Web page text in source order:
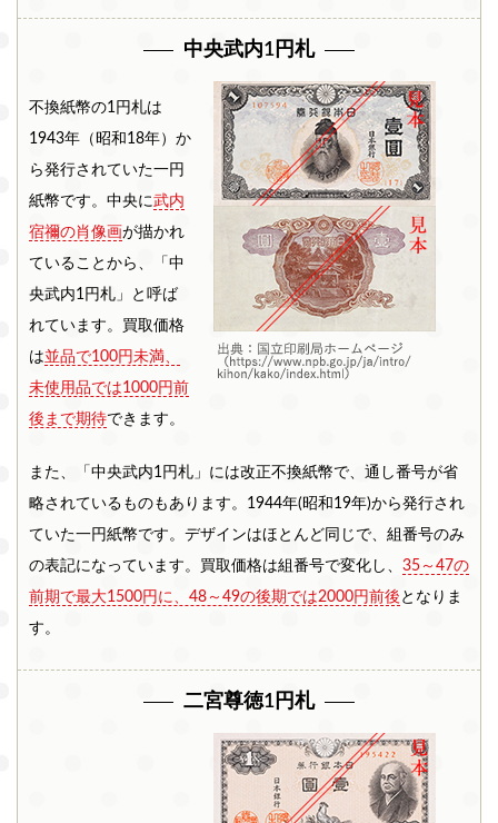
中央武内1円札
不換紙幣の1円札は
1943年（昭和18年）か
ら発行されていた一円
紙幣です。中央に武内
宿禰の肖像画が描かれ
ていることから、「中
央武内1円札」と呼ば
れています。買取価格
は並品で100円未満、
未使用品では1000円前
後まで期待できます。
また、「中央武内1円札」には改正不換紙幣で、通し番号が省
略されているものもあります。1944年(昭和19年)から発行され
ていた一円紙幣です。デザインはほとんど同じで、組番号のみ
の表記になっています。買取価格は組番号で変化し、 35～47の
前期で最大1500円に、48～49の後期では2000円前後 となりま
す。
二宮尊徳1円札